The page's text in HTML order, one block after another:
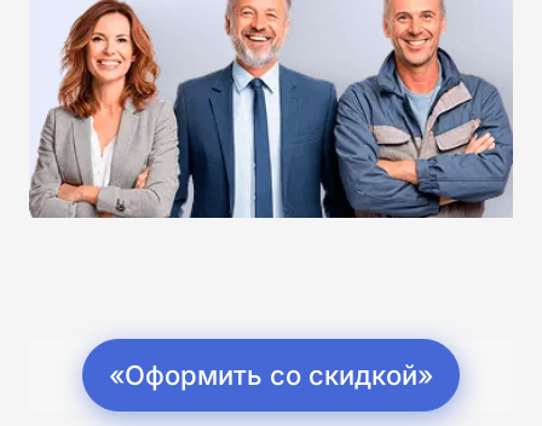
«Оформить со скидкой»